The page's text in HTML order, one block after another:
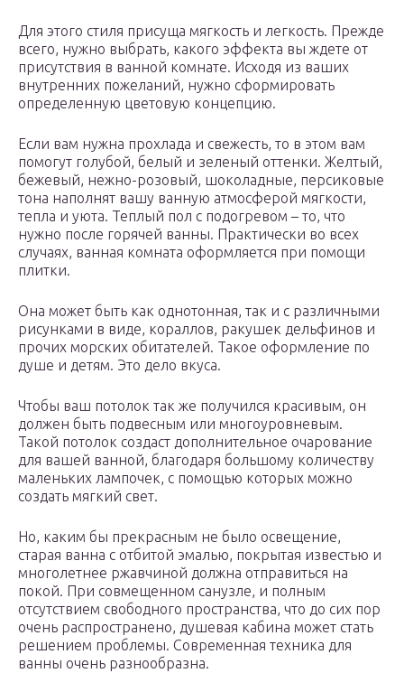
Для этого стиля присуща мягкость и легкость. Прежде
всего, нужно выбрать, какого эффекта вы ждете от
присутствия в ванной комнате. Исходя из ваших
внутренних пожеланий, нужно сформировать
определенную цветовую концепцию.
Если вам нужна прохлада и свежесть, то в этом вам
помогут голубой, белый и зеленый оттенки. Желтый,
бежевый, нежно-розовый, шоколадные, персиковые
тона наполнят вашу ванную атмосферой мягкости,
тепла и уюта. Теплый пол с подогревом – то, что
нужно после горячей ванны. Практически во всех
случаях, ванная комната оформляется при помощи
плитки.
Она может быть как однотонная, так и с различными
рисунками в виде, кораллов, ракушек дельфинов и
прочих морских обитателей. Такое оформление по
душе и детям. Это дело вкуса.
Чтобы ваш потолок так же получился красивым, он
должен быть подвесным или многоуровневым.
Такой потолок создаст дополнительное очарование
для вашей ванной, благодаря большому количеству
маленьких лампочек, с помощью которых можно
создать мягкий свет.
Но, каким бы прекрасным не было освещение,
старая ванна с отбитой эмалью, покрытая известью и
многолетнее ржавчиной должна отправиться на
покой. При совмещенном санузле, и полным
отсутствием свободного пространства, что до сих пор
очень распространено, душевая кабина может стать
решением проблемы. Современная техника для
ванны очень разнообразна.